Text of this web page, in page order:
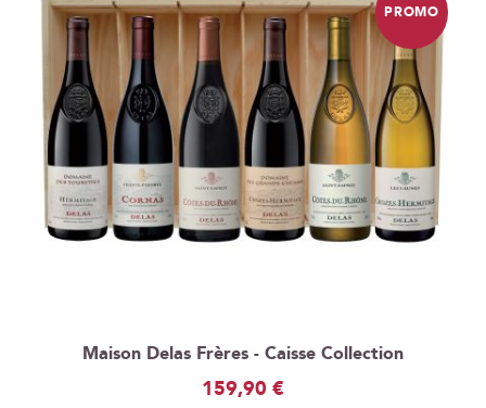
Maison Delas Frères - Caisse Collection
Prix
159,90 €
PROMO